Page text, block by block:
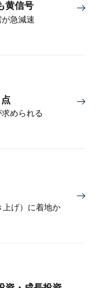
黄信号
急減速
められる
上げ）に着地か